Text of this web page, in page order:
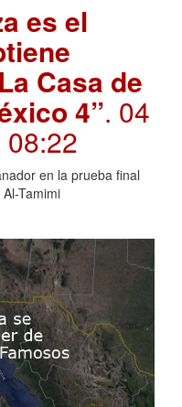
es el
Casa de
4”. 04
en la prueba final
Tamimi